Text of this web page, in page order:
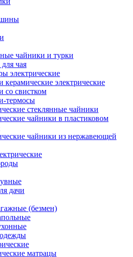
чайники и турки
чая
электрические
керамические электрические
со свистком
термосы
стеклянные чайники
чайники в пластиковом
чайники из нержавеющей
дачи
(безмен)
матрацы